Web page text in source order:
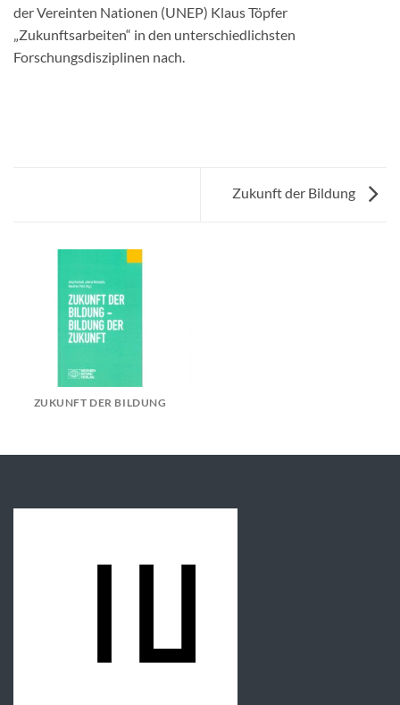
der Vereinten Nationen (UNEP) Klaus Töpfer
„Zukunftsarbeiten“ in den unterschiedlichsten
Forschungsdisziplinen nach.
Zukunft der Bildung
ZUKUNFT DER BILDUNG